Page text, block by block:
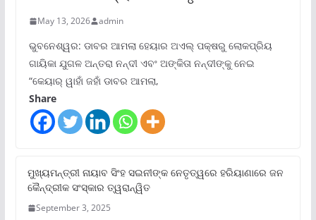
May 13, 2026 admin
ଭୁବନେଶ୍ୱର: ଡାବର ଆମଲା ହେୟାର ଅଏଲ୍ ପକ୍ଷରୁ ଲୋକପ୍ରିୟ
ଗାୟିକା ଯୁଗଳ ଅନ୍ତରା ନନ୍ଦୀ ଏବଂ ଅଙ୍କିତା ନନ୍ଦୀଙ୍କୁ ନେଇ
“କେୟାର୍ ୱାହାଁ ଜହାଁ ଡାବର ଆମଲା,
Share
ମୁଖ୍ୟମନ୍ତ୍ରୀ ନାୟାବ ସିଂହ ସଇନୀଙ୍କ ନେତୃତ୍ୱରେ ହରିୟାଣାରେ ଜନ
କୈନ୍ଦ୍ରୀକ ସଂସ୍କାର ତ୍ୱରାନ୍ୱିତ
September 3, 2025